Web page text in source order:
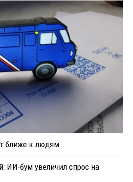
ближе к людям
ИИ-бум увеличил спрос на